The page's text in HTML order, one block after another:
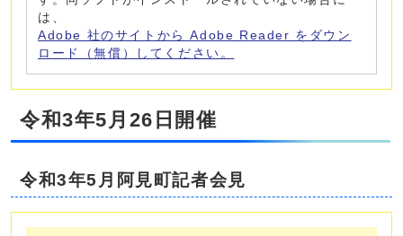
は、
Adobe 社のサイトから Adobe Reader をダウン
ロード（無償）してください。
令和3年5月26日開催
令和3年5月阿見町記者会見